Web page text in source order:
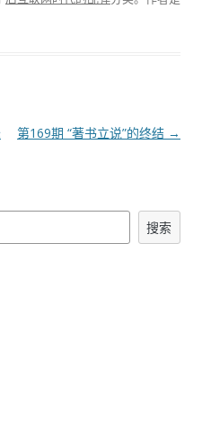
第169期 “著书立说”的终结 →
搜索